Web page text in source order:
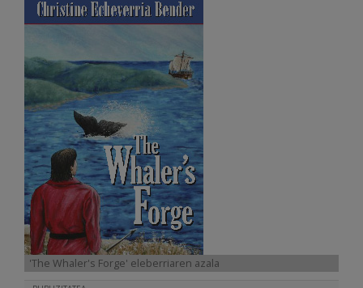
'The Whaler's Forge' eleberriaren azala